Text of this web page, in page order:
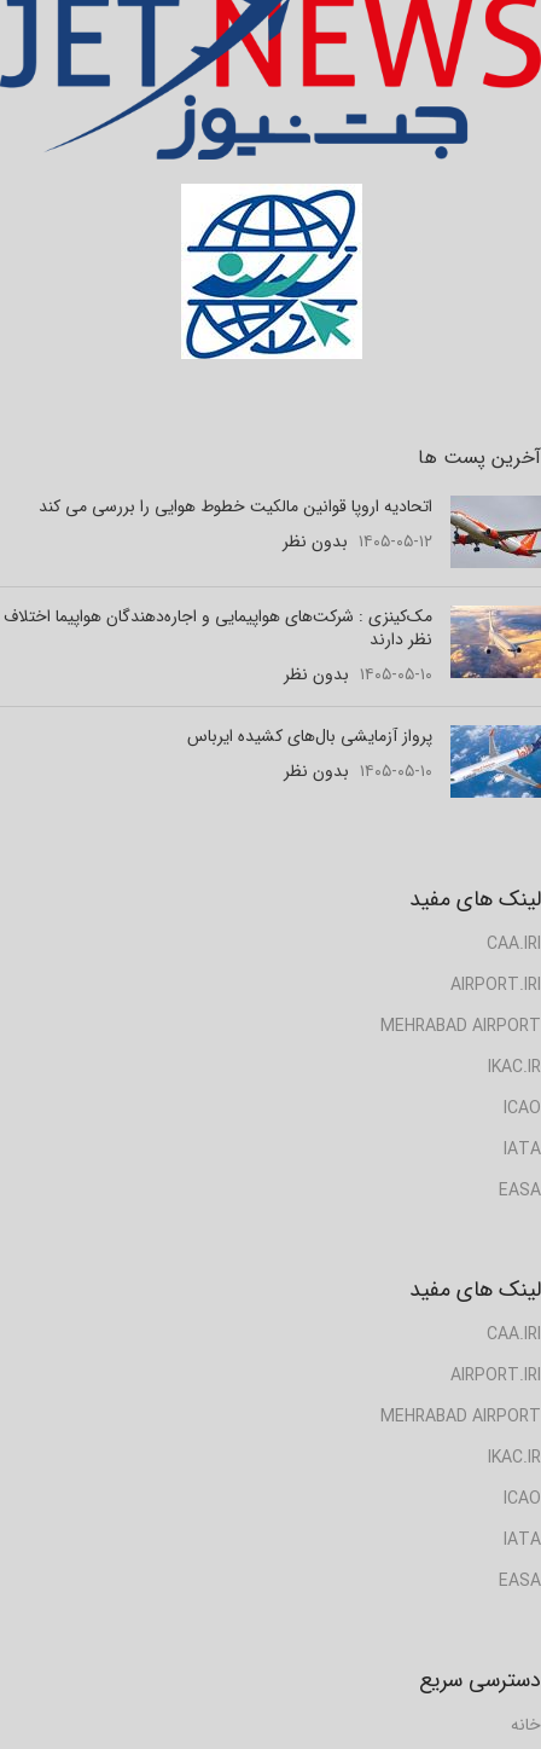
آخرین پست ها
اتحادیه اروپا قوانین مالکیت خطوط هوایی را بررسی می کند
۱۴۰۵-۰۵-۱۲ بدون نظر
مک‌کینزی : شرکت‌های هواپیمایی و اجاره‌دهندگان هواپیما اختلاف
نظر دارند
۱۴۰۵-۰۵-۱۰ بدون نظر
پرواز آزمایشی بال‌های کشیده ایرباس
۱۴۰۵-۰۵-۱۰ بدون نظر
لینک های مفید
CAA.IRI
AIRPORT.IRI
MEHRABAD AIRPORT
IKAC.IR
ICAO
IATA
EASA
لینک های مفید
CAA.IRI
AIRPORT.IRI
MEHRABAD AIRPORT
IKAC.IR
ICAO
IATA
EASA
دسترسی سریع
خانه